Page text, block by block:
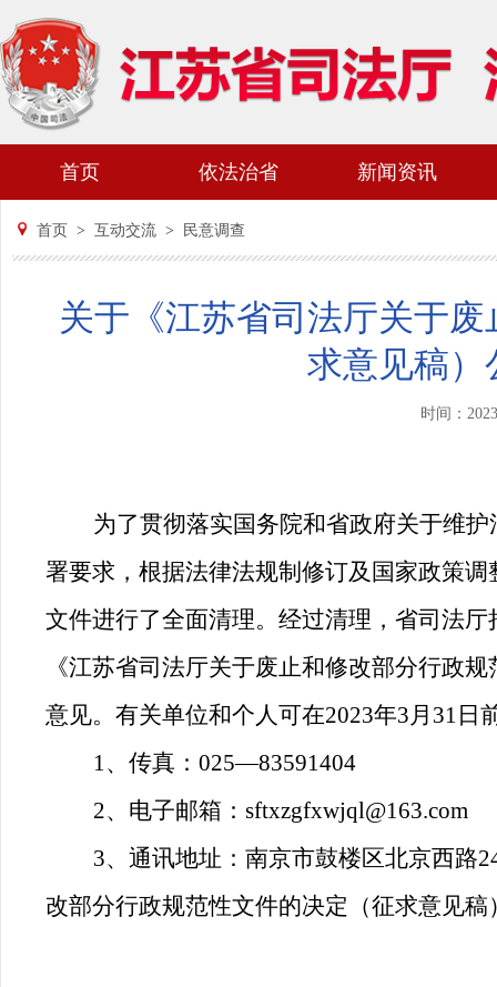
首页 依法治省 新闻资讯
首页 > 互动交流 > 民意调查
关于《江苏省司法厅关于
求意见稿）
时间：
为了贯彻落实国务院和省政府关于维
署要求，根据法律法规制修订及国家政策
文件进行了全面清理。经过清理，省司法
《江苏省司法厅关于废止和修改部分行政
意见。有关单位和个人可在2023年3月31 日
1、传真： 025—83591404
2、电子邮箱：sftxzgfxwjql@163.com
3、通讯地址：南京市鼓楼区北京西路
改部分行政规范性文件的决定（征求意见稿